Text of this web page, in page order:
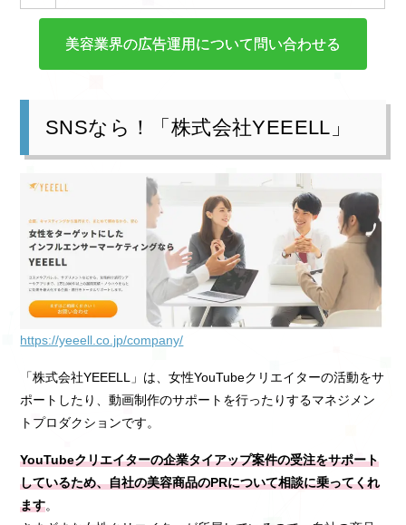
美容業界の広告運用について問い合わせる
SNSなら！「株式会社YEEELL」
https://yeeell.co.jp/company/
「株式会社YEEELL」は、女性YouTubeクリエイターの活動をサ
ポートしたり、動画制作のサポートを行ったりするマネジメン
トプロダクションです。
YouTubeクリエイターの企業タイアップ案件の受注をサポート
しているため、自社の美容商品のPRについて相談に乗ってくれ
ます。